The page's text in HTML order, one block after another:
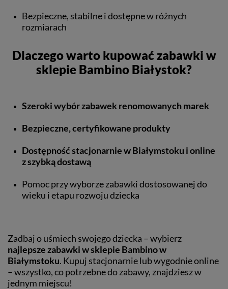
Bezpieczne, stabilne i dostępne w różnych
rozmiarach
Dlaczego warto kupować zabawki w
sklepie Bambino Białystok?
Szeroki wybór zabawek renomowanych marek
Bezpieczne, certyfikowane produkty
Dostępność stacjonarnie w Białymstoku i online
z szybką dostawą
Pomoc przy wyborze zabawki dostosowanej do
wieku i etapu rozwoju dziecka
Zadbaj o uśmiech swojego dziecka – wybierz
najlepsze zabawki w sklepie Bambino w
Białymstoku. Kupuj stacjonarnie lub wygodnie online
– wszystko, co potrzebne do zabawy, znajdziesz w
jednym miejscu!